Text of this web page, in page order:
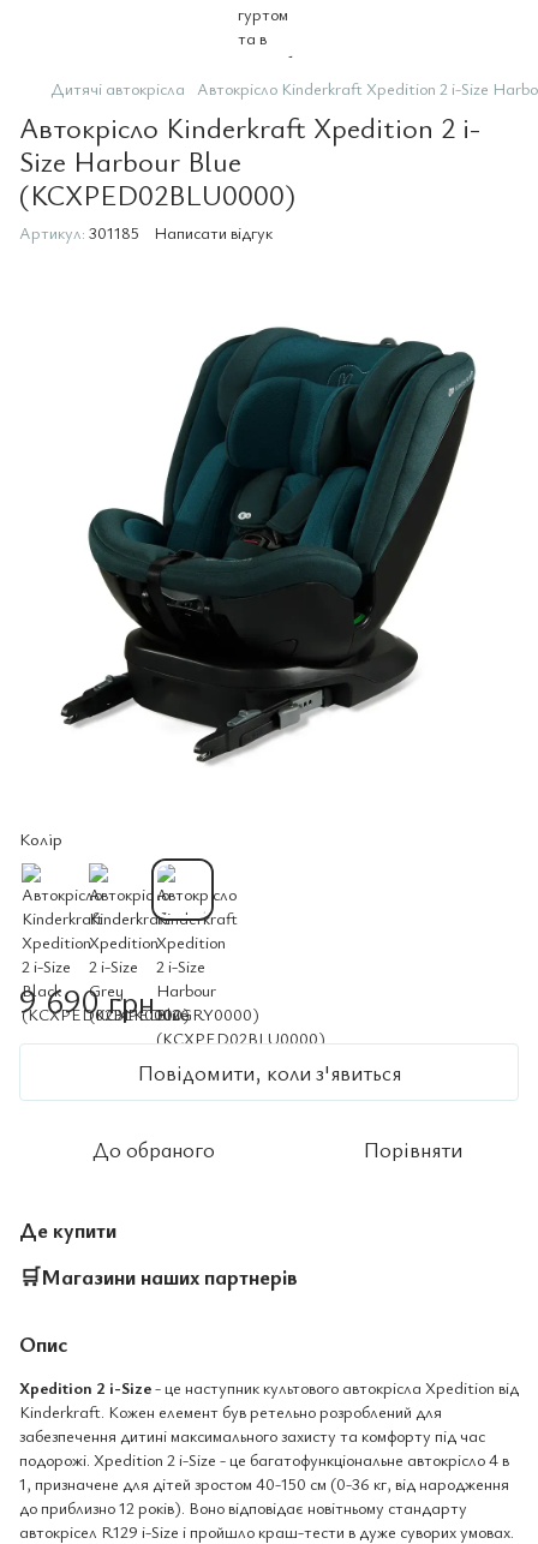
Дитячі автокрісла Автокрісло Kinderkraft Xpedition 2 i-Size
Автокрісло Kinderkraft Xpedition 2 i-
Size Harbour Blue
(KCXPED02BLU0000)
Артикул: 301185 Написати відгук
Колір
9 690 грн
Повідомити, коли з'явиться
До обраного Порівняти
Де купити
🛒Магазини наших партнерів
Опис
Xpedition 2 i-Size- це наступник культового автокрісла Xpedition від
Kinderkraft. Кожен елемент був ретельно розроблений для
забезпечення дитині максимального захисту та комфорту під час
подорожі. Xpedition 2 i-Size - це багатофункціональне автокрісло 4 в
1, призначене для дітей зростом 40-150 см (0-36 кг, від народження
до приблизно 12 років). Воно відповідає новітньому стандарту
автокрісел R129 i-Size і пройшло краш-тести в дуже суворих умовах.